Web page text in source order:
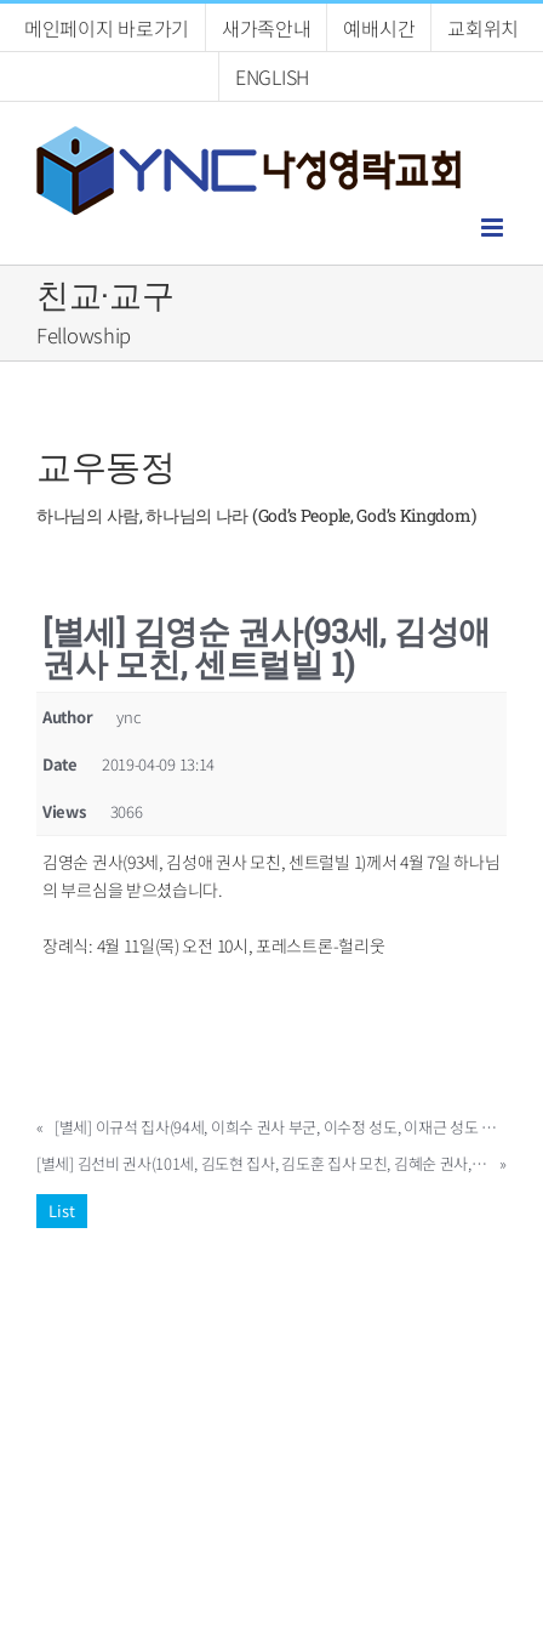
메인페이지 바로가기 새가족안내 예배시간
교회위치
ENGLISH
친교·교구
Fellowship
교우동정
하나님의 사람, 하나님의 나라 (God’s People, God’s Kingdom)
[별세] 김영순 권사(93세, 김성애
권사 모친, 센트럴빌 1)
Author ync
Date 2019-04-09 13:14
Views 3066
김영순 권사(93세, 김성애 권사 모친, 센트럴빌 1)께서 4월 7일 하나님
의 부르심을 받으셨습니다.
장례식: 4월 11일(목) 오전 10시, 포레스트론-헐리웃
«
[별세] 이규석 집사(94세, 이희수 권사 부군, 이수정 성도, 이재근 성도 부친, 실버빌 11)
[별세] 김선비 권사(101세, 김도현 집사, 김도훈 집사 모친, 김혜순 권사, 김명화 집사 시모, 노스빌 02)
»
List